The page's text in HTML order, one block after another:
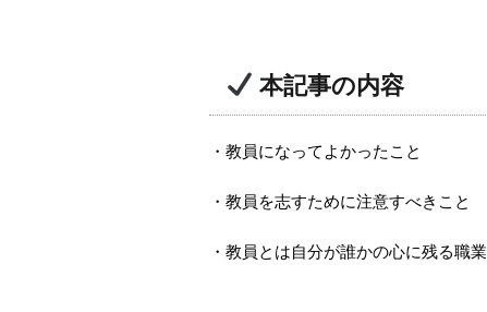
本記事の内容
・教員になってよかったこと
・教員を志すために注意すべきこと
・教員とは自分が誰かの心に残る職業